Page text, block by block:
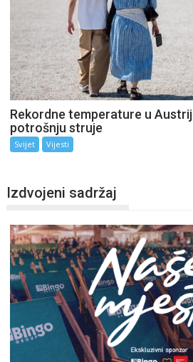
Rekordne temperature u
potrošnju struje
Svijet Vijesti
Izdvojeni sadržaj